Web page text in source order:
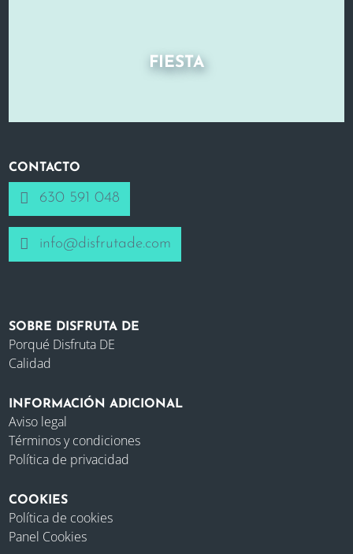
FIESTA
CONTACTO
630 591 048
info@disfrutade.com
SOBRE DISFRUTA DE
Porqué Disfruta DE
Calidad
INFORMACIÓN ADICIONAL
Aviso legal
Términos y condiciones
Política de privacidad
COOKIES
Política de cookies
Panel Cookies